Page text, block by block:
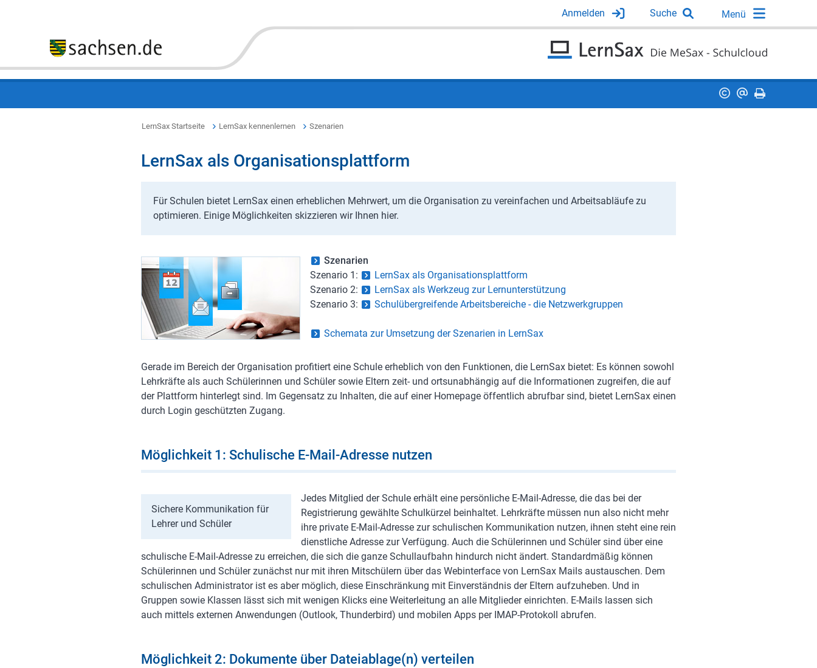
Anmelden Suche
LernSax Startseite LernSax kennenlernen Szenarien
LernSax als Organisationsplattform
Für Schulen bietet LernSax einen erheblichen Mehrwert, um die Organisation zu vereinfachen und Arbeitsabläufe zu
optimieren. Einige Möglichkeiten skizzieren wir Ihnen hier.
Szenarien
Szenario 1:
LernSax als Organisationsplattform
Szenario 2:
LernSax als Werkzeug zur Lernunterstützung
Szenario 3:
Schulübergreifende Arbeitsbereiche - die Netzwerkgruppen
Schemata zur Umsetzung der Szenarien in LernSax
Gerade im Bereich der Organisation profitiert eine Schule erheblich von den Funktionen, die LernSax bietet: Es können sowohl
Lehrkräfte als auch Schülerinnen und Schüler sowie Eltern zeit- und ortsunabhängig auf die Informationen zugreifen, die auf
der Plattform hinterlegt sind. Im Gegensatz zu Inhalten, die auf einer Homepage öffentlich abrufbar sind, bietet LernSax einen
durch Login geschützten Zugang.
Möglichkeit 1: Schulische E-Mail-Adresse nutzen
Sichere Kommunikation für
Lehrer und Schüler
Jedes Mitglied der Schule erhält eine persönliche E-Mail-Adresse, die das bei der
Registrierung gewählte Schulkürzel beinhaltet. Lehrkräfte müssen nun also nicht mehr
ihre private E-Mail-Adresse zur schulischen Kommunikation nutzen, ihnen steht eine rein
dienstliche Adresse zur Verfügung. Auch die Schülerinnen und Schüler sind über eine
schulische E-Mail-Adresse zu erreichen, die sich die ganze Schullaufbahn hindurch nicht ändert. Standardmäßig können
Schülerinnen und Schüler zunächst nur mit ihren Mitschülern über das Webinterface von LernSax Mails austauschen. Dem
schulischen Administrator ist es aber möglich, diese Einschränkung mit Einverständnis der Eltern aufzuheben. Und in
Gruppen sowie Klassen lässt sich mit wenigen Klicks eine Weiterleitung an alle Mitglieder einrichten. E-Mails lassen sich
auch mittels externen Anwendungen (Outlook, Thunderbird) und mobilen Apps per IMAP-Protokoll abrufen.
Möglichkeit 2: Dokumente über Dateiablage(n) verteilen